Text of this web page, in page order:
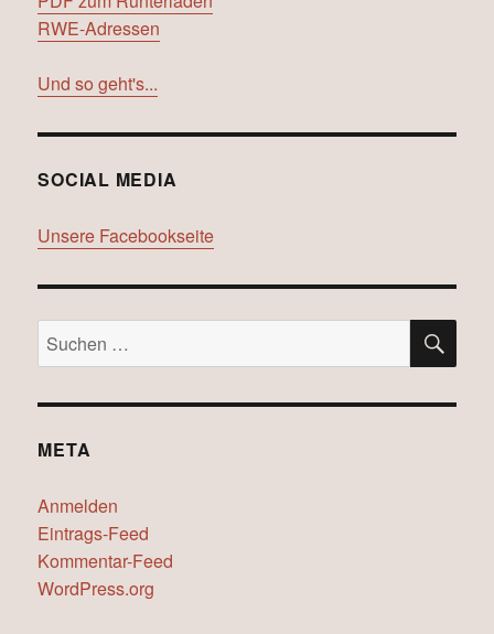
RWE-Adressen
Und so geht's...
SOCIAL MEDIA
Unsere Facebookseite
Suchen
nach:
META
Anmelden
Eintrags-Feed
Kommentar-Feed
WordPress.org